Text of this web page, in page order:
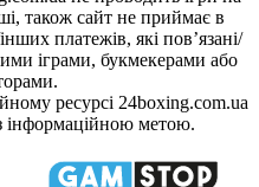
також сайт не приймає в
платежів, які пов’язані/
іграми, букмекерами або
ресурсі 24boxing.com.ua
інформаційною метою.